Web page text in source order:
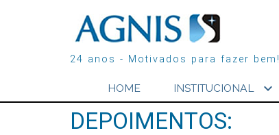
24 anos - Motivados para fazer bem!
HOME INSTITUCIONAL expand_more
DEPOIMENTOS: